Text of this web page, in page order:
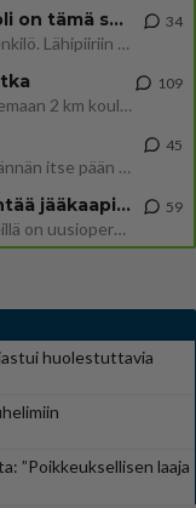
Tiesitkö? Martina Aitolehden isäpuoli on tämä suosittu laulaja
Martina Aitolehti on seurattu julkisuuden henkilö. Lähipiiriin mahtuu muitakin tunnettuja henkilöitä. Tiesitkö, että Ma
34
Hesarissa päivitellään lapset joutuu nyt kulkemaan 2 km kouluun jösses. Ruostefillarilla tuo matka menee vaikka miten äk
109
Mutta mies vain tuijottaa, siinä vaiheessa käännän itse pään pois. Mikä juttu? Yleensä jos joku tuijottaa tai katsoo, hä
45
Uusioperheen aikuiset lapset tyhjentää jääkaapin käydessään
Miten selvittäisitte seuraavan ongelman, meillä on uusioperhe, minulla teini-ikäiset lapset ja puolisolla aikuiset, jotk
59
huolestuttavia
”Poikkeuksellisen laaja